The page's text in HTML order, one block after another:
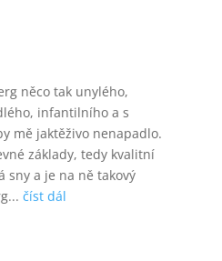
něco tak unylého,
infantilního a s
mě jaktěživo nenapadlo.
základy, tedy kvalitní
sny a je na ně takový
číst dál